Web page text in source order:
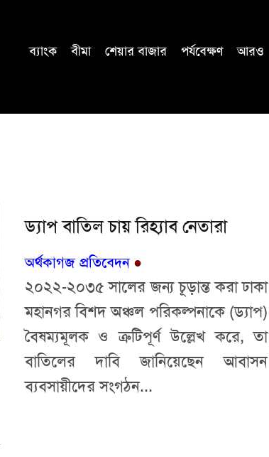
ব্যাংক বীমা শেয়ার বাজার পর্যবেক্ষণ আরও
ড্যাপ বাতিল চায় রিহ্যাব নেতারা
অর্থকাগজ প্রতিবেদন●
২০২২-২০৩৫ সালের জন্য চূড়ান্ত করা ঢাকা
মহানগর বিশদ অঞ্চল পরিকল্পনাকে (ড্যাপ)
বৈষম্যমূলক ও ত্রুটিপূর্ণ উল্লেখ করে, তা
বাতিলের দাবি জানিয়েছেন আবাসন
ব্যবসায়ীদের সংগঠন...